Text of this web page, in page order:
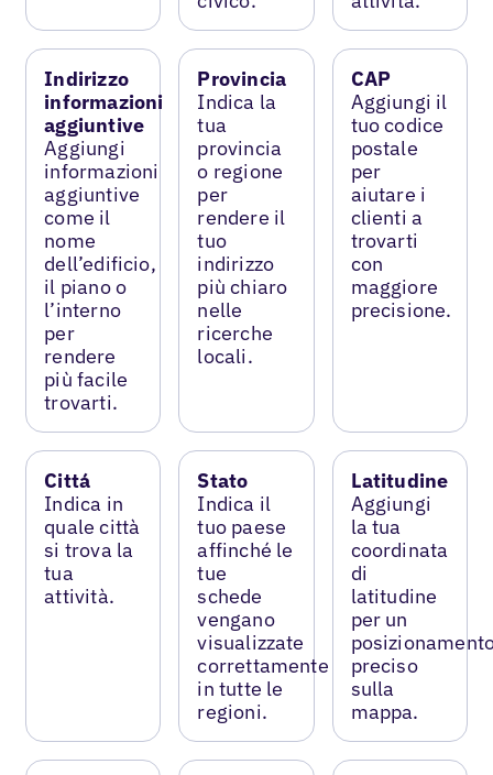
Indirizzo
informazioni
aggiuntive
Aggiungi
informazioni
aggiuntive
come il
nome
dell’edificio,
il piano o
l’interno
per
rendere
più facile
trovarti.
Provincia
Indica la
tua
provincia
o regione
per
rendere il
tuo
indirizzo
più chiaro
nelle
ricerche
locali.
CAP
Aggiungi il
tuo codice
postale
per
aiutare i
clienti a
trovarti
con
maggiore
precisione.
Cittá
Indica in
quale città
si trova la
tua
attività.
Stato
Indica il
tuo paese
affinché le
tue
schede
vengano
visualizzate
correttamente
in tutte le
regioni.
Latitudine
Aggiungi
la tua
coordinata
di
latitudine
per un
preciso
sulla
mappa.